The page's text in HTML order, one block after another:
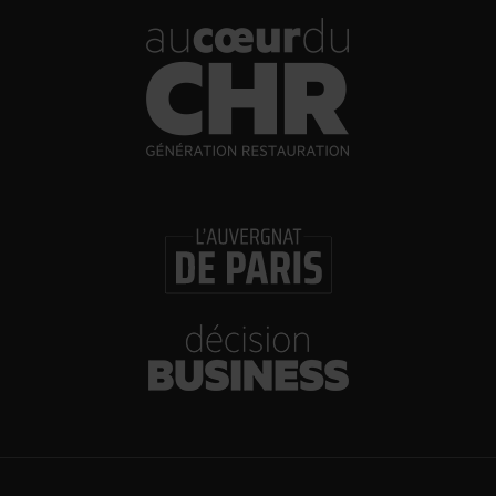
30/07/2026
Incendies : l’aide d’urgence rehaussée à 8 000 €
pour les indépendants, l’autoroute A63 réouverte
Les Bold Woman Dinners de Veuve Clicquot de
retour
30/07/2026
Glenn Viel et Brandon Dehan ouvrent la première